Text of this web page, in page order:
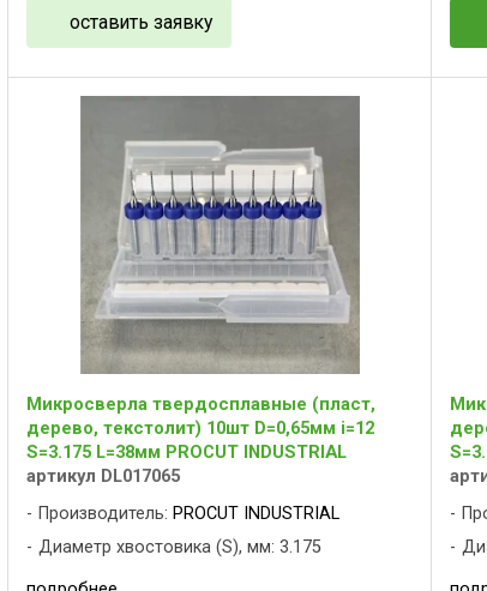
оставить заявку
Микросверла твердосплавные (пласт,
дерево, текстолит) 10шт D=0,65мм i=12
S=3.175 L=38мм PROCUT INDUSTRIAL
артикул DL017065
Производитель: PROCUT INDUSTRIAL
Диаметр хвостовика (S), мм: 3.175